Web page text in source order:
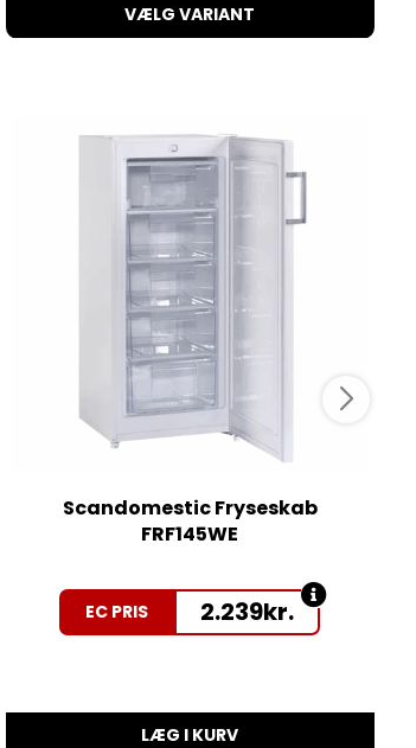
VÆLG VARIANT
Scandomestic Fryseskab
FRF145WE
EC PRIS 2.239kr.
LÆG I KURV